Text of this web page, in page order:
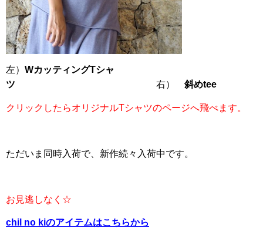
左） WカッティングTシャ
ツ 右） 斜めtee
クリックしたらオリジナルTシャツのページへ飛べます。
ただいま同時入荷で、新作続々入荷中です。
お見逃しなく☆
chil no kiのアイテムはこちらから